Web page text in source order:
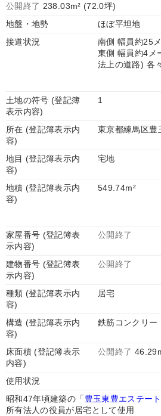
公開終了 238.03m² (72.0坪)
地盤・地勢
ほぼ平坦地
接道状況
南側 幅員約25
東側 幅員約4メ
法上の道路) 各
土地の符号 (登記簿
表示内容)
1
所在 (登記簿表示内
容)
東京都練馬区豊
地目 (登記簿表示内
容)
宅地
地積 (登記簿表示内
容)
549.74m²
家屋番号 (登記簿表
示内容)
公開終了
建物番号 (登記簿表
示内容)
公開終了
種類 (登記簿表示内
容)
居宅
構造 (登記簿表示内
容)
鉄筋コンクリー
床面積 (登記簿表示
内容)
公開終了
使用状況
昭和47年頃建築の「 豊玉東豊エステート
所有法人の役員が居宅として使用